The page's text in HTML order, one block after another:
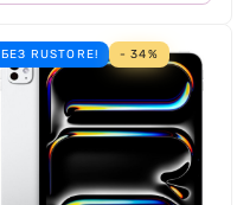
БЕЗ RUSTORE! - 34%